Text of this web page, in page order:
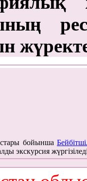
бойынша
экскурсия